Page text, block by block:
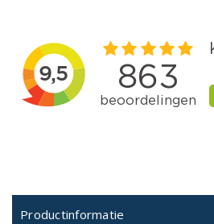
Productinformatie